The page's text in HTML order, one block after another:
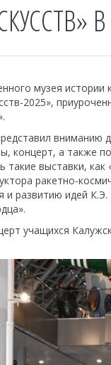
музея истории
2025»,
концерт, а также
такие выставки,
ракетно-
и развитию идей
учащихся